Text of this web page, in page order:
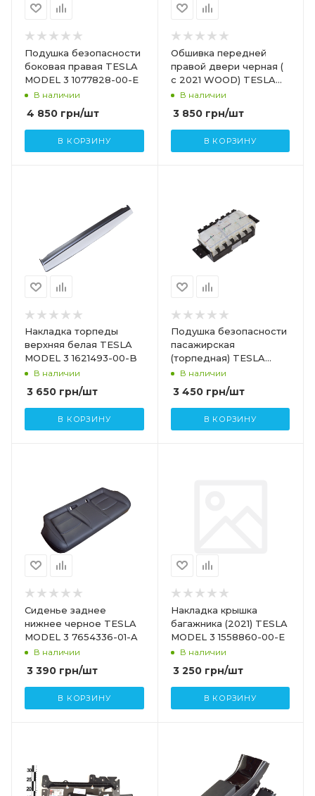
Подушка безопасности
боковая правая TESLA
MODEL 3 1077828-00-E
В наличии
4 850 грн/шт
В КОРЗИНУ
Обшивка передней
правой двери черная (
с 2021 WOOD) TESLA
MODEL 3 1514769-89-B
1803119-00-B
В наличии
3 850грн/шт
В КОРЗИНУ
Накладка торпеды
верхняя белая TESLA
MODEL 3 1621493-00-B
В наличии
3 650 грн/шт
В КОРЗИНУ
Подушка безопасности
пасажирская
(торпедная) TESLA
MODEL 3 1077823-00-F
В наличии
3 450грн/шт
В КОРЗИНУ
Сиденье заднее
нижнее черное TESLA
MODEL 3 7654336-01-A
В наличии
3 390 грн/шт
В КОРЗИНУ
Накладка крышка
багажника (2021) TESLA
MODEL 3 1558860-00-E
В наличии
3 250грн/шт
В КОРЗИНУ